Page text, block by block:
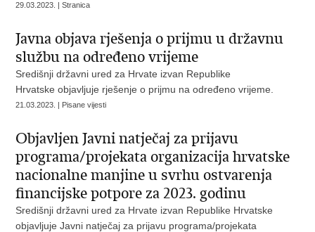
29.03.2023. | Stranica
Javna objava rješenja o prijmu u državnu
službu na određeno vrijeme
Središnji državni ured za Hrvate izvan Republike
Hrvatske objavljuje rješenje o prijmu na određeno vrijeme.
21.03.2023. | Pisane vijesti
Objavljen Javni natječaj za prijavu
programa/projekata organizacija hrvatske
nacionalne manjine u svrhu ostvarenja
financijske potpore za 2023. godinu
Središnji državni ured za Hrvate izvan Republike Hrvatske
objavljuje Javni natječaj za prijavu programa/projekata